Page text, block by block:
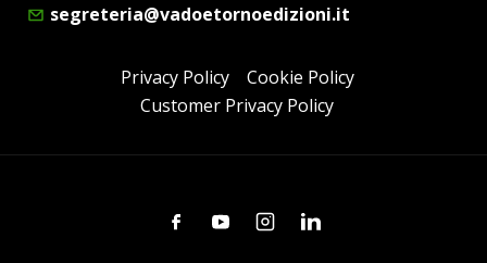
segreteria@vadoetornoedizioni.it
Privacy Policy
Cookie Policy
Customer Privacy Policy
FacebookYoutubeInstagramLinkedin